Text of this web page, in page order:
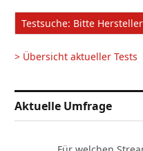
> Übersicht aktueller Tests
Aktuelle Umfrage